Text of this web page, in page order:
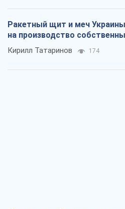
Ракетный щит и меч
на производство
Кирилл Татаринов 174